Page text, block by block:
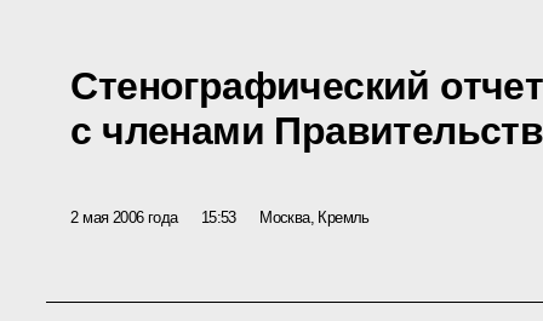
Стенографический
с членами
2 мая 2006 года 15:53 Москва, Кремль